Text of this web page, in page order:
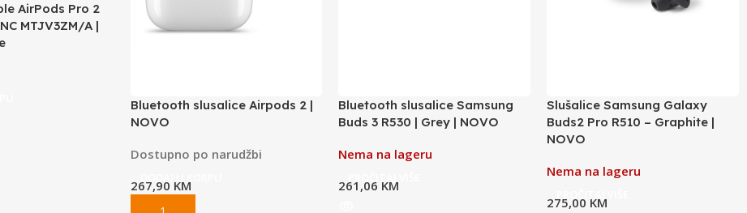
AirPods Pro 2
MTJV3ZM/A |
Bluetooth slusalice Airpods 2 |
NOVO
Dostupno po narudžbi
267,90 KM
Bluetooth slusalice Samsung
Buds 3 R530 | Grey | NOVO
Nema na lageru
261,06 KM
Slušalice Samsung Galaxy
Buds2 Pro R510 – Graphite |
NOVO
Nema na lageru
275,00 KM